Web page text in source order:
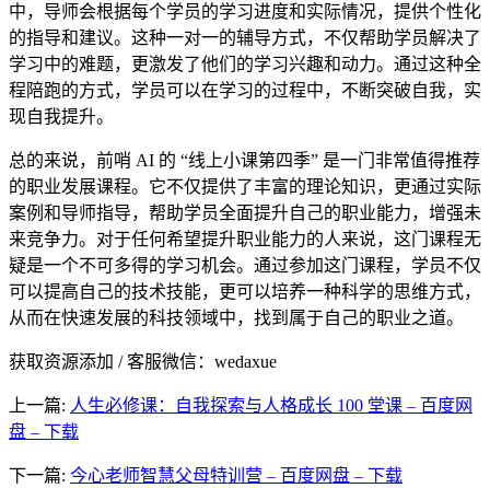
中，导师会根据每个学员的学习进度和实际情况，提供个性化
的指导和建议。这种一对一的辅导方式，不仅帮助学员解决了
学习中的难题，更激发了他们的学习兴趣和动力。通过这种全
程陪跑的方式，学员可以在学习的过程中，不断突破自我，实
现自我提升。
总的来说，前哨 AI 的 “线上小课第四季” 是一门非常值得推荐
的职业发展课程。它不仅提供了丰富的理论知识，更通过实际
案例和导师指导，帮助学员全面提升自己的职业能力，增强未
来竞争力。对于任何希望提升职业能力的人来说，这门课程无
疑是一个不可多得的学习机会。通过参加这门课程，学员不仅
可以提高自己的技术技能，更可以培养一种科学的思维方式，
从而在快速发展的科技领域中，找到属于自己的职业之道。
获取资源添加 / 客服微信：wedaxue
上一篇: 人生必修课：自我探索与人格成长 100 堂课 – 百度网
盘 – 下载
下一篇: 今心老师智慧父母特训营 – 百度网盘 – 下载